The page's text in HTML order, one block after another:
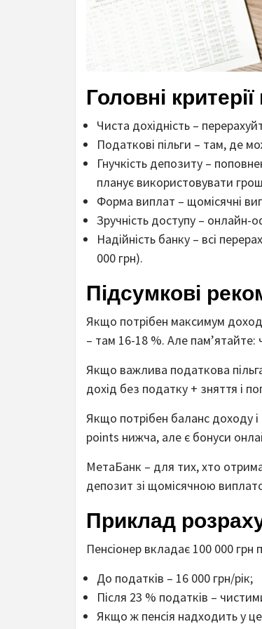
Головні
Чиста дохідність –
Податкові пільги – там, де
Гнучкість депозиту –
планує використовувати
Форма виплат – щомісячні
Зручність доступу – онлайн-
Надійність банку – всі
000 грн).
Підсумкові
Якщо потрібен максимум
– там 16-18 %. Але
Якщо важлива податкова
дохід без податку + зняття і
Якщо потрібен баланс доходу і
points нижча, але є бонуси
МетаБанк – для тих, хто
депозит зі щомісячною
Приклад
Пенсіонер вкладає 100 000 грн
До податків – 16 000 грн/рік;
Після 23 % податків –
Якщо ж пенсія надходить у